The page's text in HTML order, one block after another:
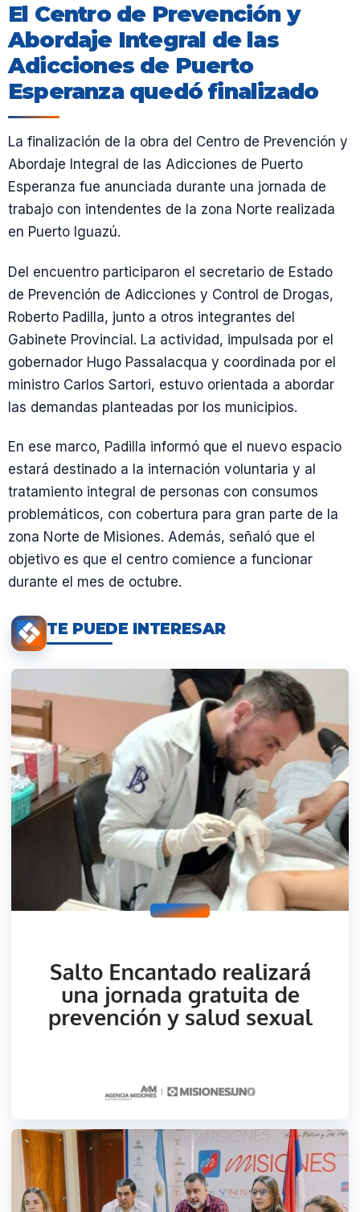
El Centro de Prevención y
Abordaje Integral de las
Adicciones de Puerto
Esperanza quedó finalizado
La finalización de la obra del Centro de Prevención y
Abordaje Integral de las Adicciones de Puerto
Esperanza fue anunciada durante una jornada de
trabajo con intendentes de la zona Norte realizada
en Puerto Iguazú.
Del encuentro participaron el secretario de Estado
de Prevención de Adicciones y Control de Drogas,
Roberto Padilla, junto a otros integrantes del
Gabinete Provincial. La actividad, impulsada por el
gobernador Hugo Passalacqua y coordinada por el
ministro Carlos Sartori, estuvo orientada a abordar
las demandas planteadas por los municipios.
En ese marco, Padilla informó que el nuevo espacio
estará destinado a la internación voluntaria y al
tratamiento integral de personas con consumos
problemáticos, con cobertura para gran parte de la
zona Norte de Misiones. Además, señaló que el
objetivo es que el centro comience a funcionar
durante el mes de octubre.
TE PUEDE INTERESAR